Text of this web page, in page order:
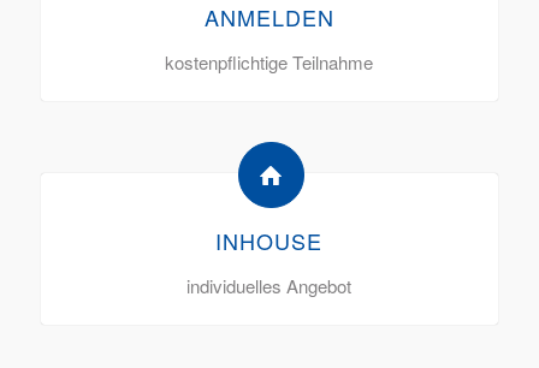
ANMELDEN
kostenpflichtige Teilnahme
INHOUSE
individuelles Angebot